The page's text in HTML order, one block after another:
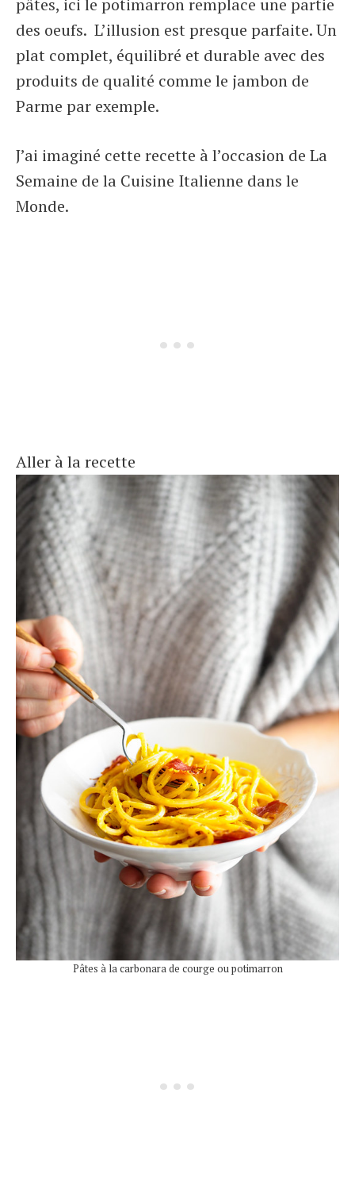
pâtes, ici le potimarron remplace une partie
des oeufs. L’illusion est presque parfaite. Un
plat complet, équilibré et durable avec des
produits de qualité comme le jambon de
Parme par exemple.
J’ai imaginé cette recette à l’occasion de La
Semaine de la Cuisine Italienne dans le
Monde.
Aller à la recette
Pâtes à la carbonara de courge ou potimarron